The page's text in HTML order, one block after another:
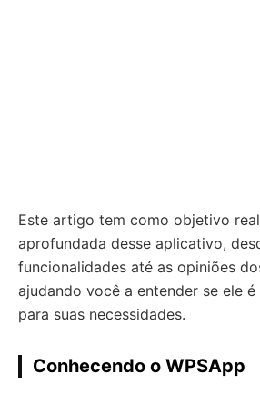
Este artigo tem como objetivo
aprofundada desse aplicativo,
funcionalidades até as opiniões
ajudando você a entender se ele
para suas necessidades.
Conhecendo o WPSApp